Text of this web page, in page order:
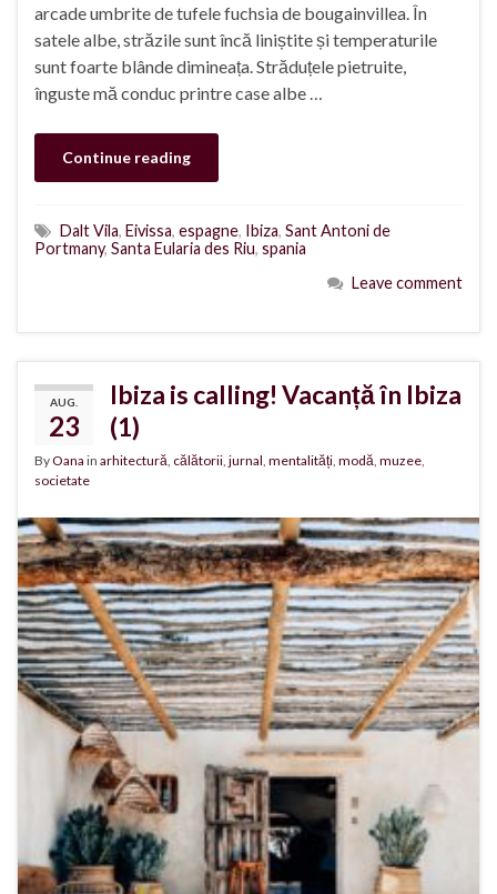
arcade umbrite de tufele fuchsia de bougainvillea. În
satele albe, străzile sunt încă liniștite și temperaturile
sunt foarte blânde dimineața. Străduțele pietruite,
înguste mă conduc printre case albe …
Continue reading
Dalt Vila, Eivissa, espagne, Ibiza, Sant Antoni de
Portmany, Santa Eularia des Riu, spania
Leave comment
AUG.
23
Ibiza is calling! Vacanță în Ibiza
(1)
ByOana in arhitectură, călătorii, jurnal, mentalități, modă, muzee,
societate